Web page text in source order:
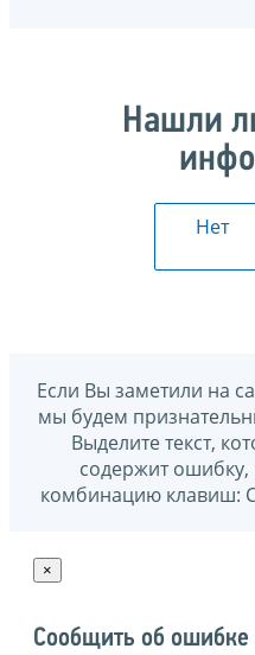
Нашли
Нет
Если Вы заметили на
мы будем
Выделите текст,
содержит ошибку,
комбинацию клавиш:
×
Сообщить об ошибке